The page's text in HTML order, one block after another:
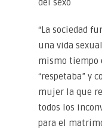
del sexo
“La sociedad
una vida
mismo tiempo
“respetaba” y
mujer la que
todos los
para el